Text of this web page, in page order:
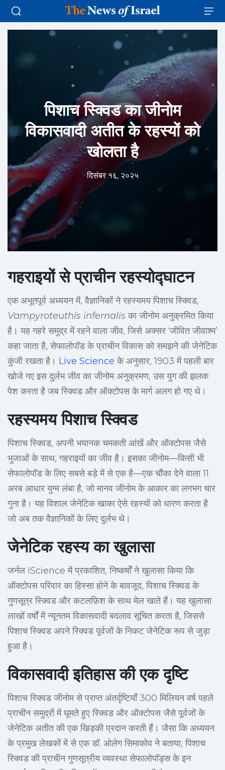
पिशाच स्क्विड का जीनोम
विकासवादी अतीत के रहस्यों को
खोलता है
दिसंबर १६, २०२५
गहराइयों से प्राचीन रहस्योद्घाटन
एक अभूतपूर्व अध्ययन में, वैज्ञानिकों ने रहस्यमय पिशाच स्क्विड,
Vampyroteuthis infernalisका जीनोम अनुक्रमित किया
है। यह गहरे समुद्र में रहने वाला जीव, जिसे अक्सर ‘जीवित जीवाश्म’
कहा जाता है, सेफालोपॉड के प्राचीन विकास को समझने की जेनेटिक
कुंजी रखता है। Live Science के अनुसार, 1903 में पहली बार
खोजे गए इस दुर्लभ जीव का जीनोम अनुक्रमण, उस युग की झलक
पेश करता है जब स्क्विड और ऑक्टोपस के मार्ग अलग हो गए थे।
रहस्यमय पिशाच स्क्विड
पिशाच स्क्विड, अपनी भयानक चमकती आंखें और ऑक्टोपस जैसे
भुजाओं के साथ, गहराइयों का जीव है। इसका जीनोम—किसी भी
सेफालोपॉड के लिए सबसे बड़े में से एक है—एक चौंका देने वाला 11
अरब आधार युग्म लंबा है, जो मानव जीनोम के आकार का लगभग चार
गुना है। यह विशाल जेनेटिक खाका ऐसे रहस्यों को धारण करता है
जो अब तक वैज्ञानिकों के लिए दुर्लभ थे।
जेनेटिक रहस्य का खुलासा
जर्नल iScience में प्रकाशित, निष्कर्षों ने खुलासा किया कि
ऑक्टोपस परिवार का हिस्सा होने के बावजूद, पिशाच स्क्विड के
गुणसूत्र स्क्विड और कटलफ़िश के साथ मेल खाते हैं। यह खुलासा
लाखों वर्षों में न्यूनतम विकासवादी बदलाव सूचित करता है, जिससे
पिशाच स्क्विड अपने स्क्विड पूर्वजों के निकट जेनेटिक रूप से जुड़ा
हुआ है।
विकासवादी इतिहास की एक दृष्टि
पिशाच स्क्विड जीनोम से प्राप्त अंतर्दृष्टियाँ 300 मिलियन वर्ष पहले
प्राचीन समुद्रों में घूमते हुए स्क्विड और ऑक्टोपस जैसे पूर्वजों के
जेनेटिक अतीत की एक खिड़की प्रदान करती हैं। जैसा कि अध्ययन
के प्रमुख लेखकों में से एक डॉ. ओलेग सिमाकोव ने बताया, पिशाच
स्क्विड की प्राचीन गुणसूत्रीय व्यवस्था सेफालोपॉड्स के इन